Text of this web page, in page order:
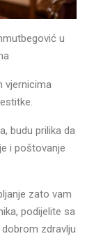
u
vjernicima
budu prilika da
i poštovanje
zato vam
podijelite sa
zdravlju